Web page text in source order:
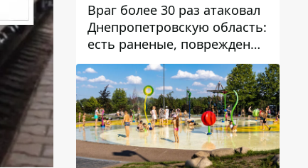
Враг более 30 раз атаковал
Днепропетровскую область:
есть раненые, повреждены
лицей, дома и предприятия